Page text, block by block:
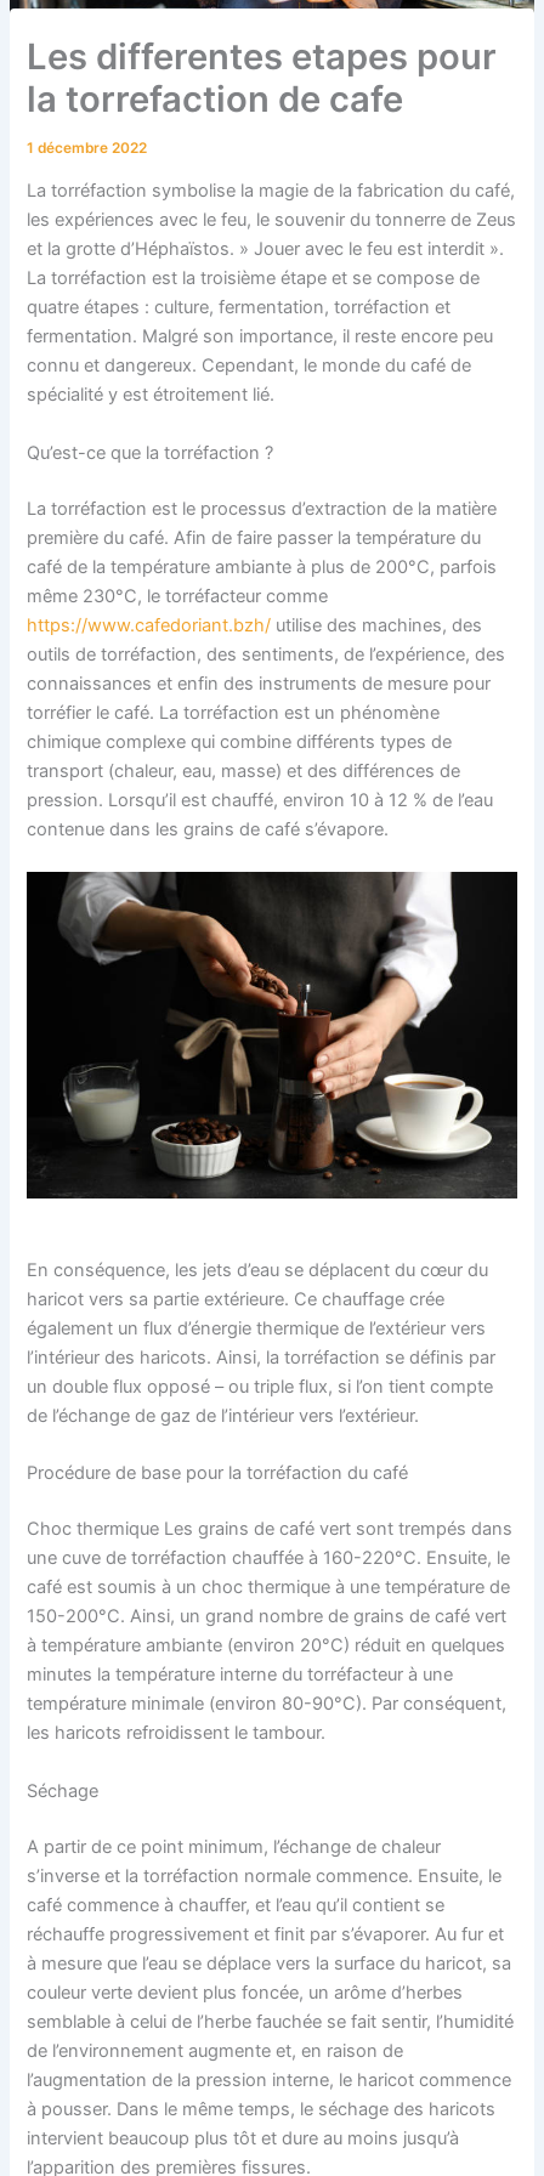
Les differentes etapes pour
la torrefaction de cafe
1 décembre 2022
La torréfaction symbolise la magie de la fabrication du café,
les expériences avec le feu, le souvenir du tonnerre de Zeus
et la grotte d’Héphaïstos. » Jouer avec le feu est interdit ».
La torréfaction est la troisième étape et se compose de
quatre étapes : culture, fermentation, torréfaction et
fermentation. Malgré son importance, il reste encore peu
connu et dangereux. Cependant, le monde du café de
spécialité y est étroitement lié.
Qu’est-ce que la torréfaction ?
La torréfaction est le processus d’extraction de la matière
première du café. Afin de faire passer la température du
café de la température ambiante à plus de 200°C, parfois
même 230°C, le torréfacteur comme
https://www.cafedoriant.bzh/ utilise des machines, des
outils de torréfaction, des sentiments, de l’expérience, des
connaissances et enfin des instruments de mesure pour
torréfier le café. La torréfaction est un phénomène
chimique complexe qui combine différents types de
transport (chaleur, eau, masse) et des différences de
pression. Lorsqu’il est chauffé, environ 10 à 12 % de l’eau
contenue dans les grains de café s’évapore.
En conséquence, les jets d’eau se déplacent du cœur du
haricot vers sa partie extérieure. Ce chauffage crée
également un flux d’énergie thermique de l’extérieur vers
l’intérieur des haricots. Ainsi, la torréfaction se définis par
un double flux opposé – ou triple flux, si l’on tient compte
de l’échange de gaz de l’intérieur vers l’extérieur.
Procédure de base pour la torréfaction du café
Choc thermique Les grains de café vert sont trempés dans
une cuve de torréfaction chauffée à 160-220°C. Ensuite, le
café est soumis à un choc thermique à une température de
150-200°C. Ainsi, un grand nombre de grains de café vert
à température ambiante (environ 20°C) réduit en quelques
minutes la température interne du torréfacteur à une
température minimale (environ 80-90°C). Par conséquent,
les haricots refroidissent le tambour.
Séchage
A partir de ce point minimum, l’échange de chaleur
s’inverse et la torréfaction normale commence. Ensuite, le
café commence à chauffer, et l’eau qu’il contient se
réchauffe progressivement et finit par s’évaporer. Au fur et
à mesure que l’eau se déplace vers la surface du haricot, sa
couleur verte devient plus foncée, un arôme d’herbes
semblable à celui de l’herbe fauchée se fait sentir, l’humidité
de l’environnement augmente et, en raison de
l’augmentation de la pression interne, le haricot commence
à pousser. Dans le même temps, le séchage des haricots
intervient beaucoup plus tôt et dure au moins jusqu’à
l’apparition des premières fissures.